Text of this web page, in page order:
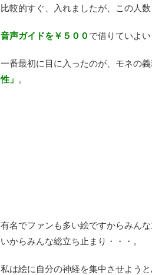
比較的すぐ、入れましたが、この人
音声ガイドを￥５００ で借りていよい
一番最初に目に入ったのが、モネの
性」 。
有名でファンも多い絵ですからみん
いからみんな総立ち止まり・・・。
私は絵に自分の神経を集中させよう